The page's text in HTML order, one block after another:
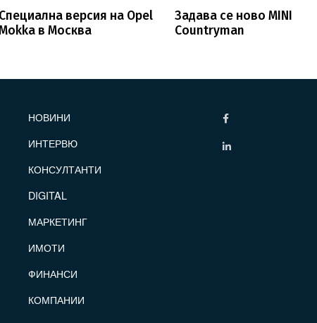
Специална версия на Opel
в Москва
Задава се ново MINI
Countryman
НОВИНИ
ИНТЕРВЮ
КОНСУЛТАНТИ
DIGITAL
МАРКЕТИНГ
ИМОТИ
ФИНАНСИ
КОМПАНИИ